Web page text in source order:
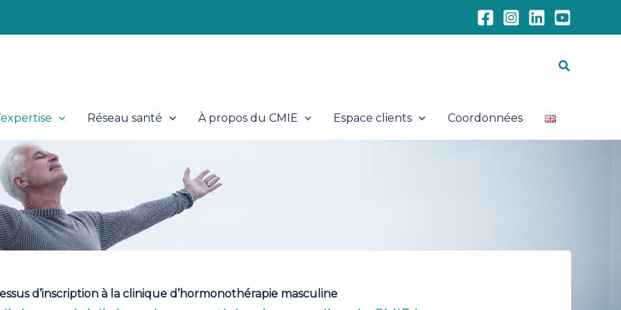
Réseau santé À propos du CMIE Espace clients Coordonnées
d’inscription à la clinique d’hormonothérapie masculine